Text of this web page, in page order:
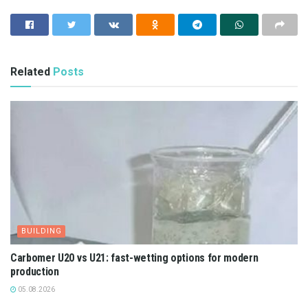
Related Posts
BUILDING
Carbomer U20 vs U21: fast-wetting options for modern
production
05.08.2026